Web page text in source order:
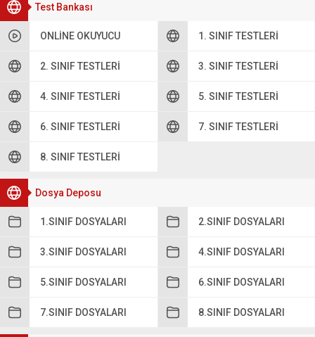
Test Bankası
ONLINE OKUYUCU 1. SINIF TESTLERI
2. SINIF TESTLERI 3. SINIF TESTLERI
4. SINIF TESTLERI 5. SINIF TESTLERI
6. SINIF TESTLERI 7. SINIF TESTLERI
8. SINIF TESTLERI
Dosya Deposu
1.SINIF DOSYALARI 2.SINIF DOSYALARI
3.SINIF DOSYALARI 4.SINIF DOSYALARI
5.SINIF DOSYALARI 6.SINIF DOSYALARI
7.SINIF DOSYALARI 8.SINIF DOSYALARI